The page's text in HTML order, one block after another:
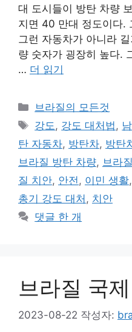
대 도시들이 방탄 차량
지면 40 만대 정도이다.
그런 자동차가 아니라
량 숫자가 굉장히 높다.
… 더 읽기
카
테
리
브라질의 모든것
태
그
강도, 강도 대처법,
탄 자동차, 방탄차, 방탄
브라질 방탄 차량, 브라
질 치안, 안전, 이민 생활,
총기 강도 대처 , 치안
댓글 한 개
브라질 국
2023-08-22 작성자: